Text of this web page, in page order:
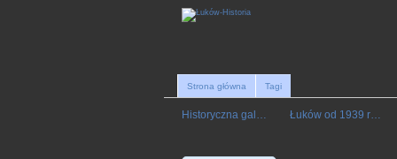
Strona główna Tagi
Historyczna gal… Łuków od 1939 r…